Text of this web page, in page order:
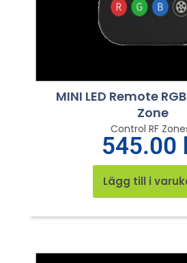
MINI LED Remote
Zone
Control RF
545.00
Lägg till i